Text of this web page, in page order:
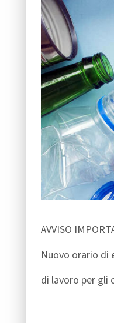
AVVISO
Nuovo orario di
di lavoro per gli